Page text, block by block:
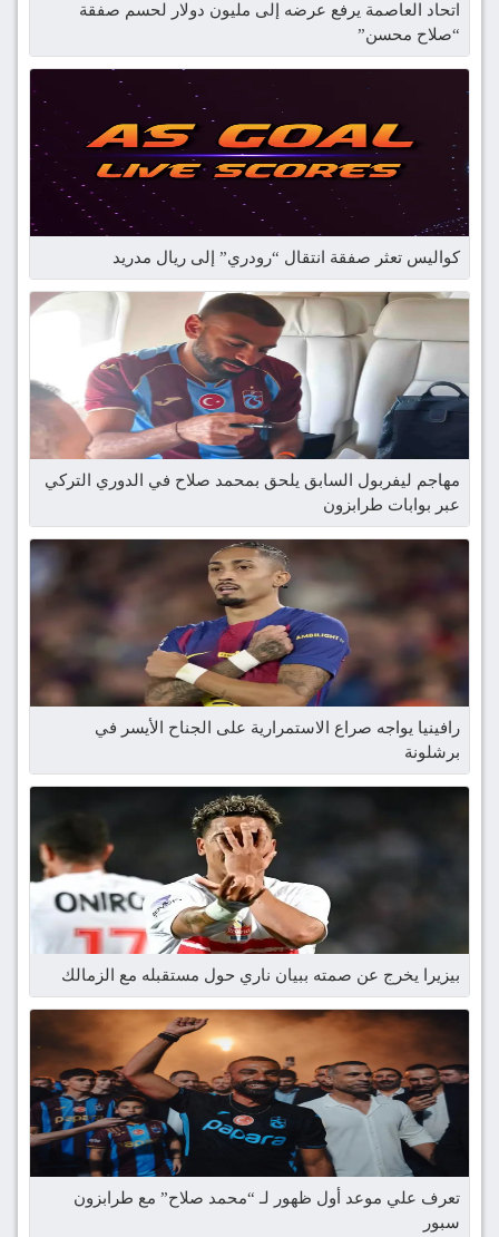
اتحاد العاصمة يرفع عرضه إلى مليون دولار لحسم صفقة
“صلاح محسن”
كواليس تعثر صفقة انتقال “رودري” إلى ريال مدريد
مهاجم ليفربول السابق يلحق بمحمد صلاح في الدوري التركي
عبر بوابات طرابزون
رافينيا يواجه صراع الاستمرارية على الجناح الأيسر في
برشلونة
بيزيرا يخرج عن صمته ببيان ناري حول مستقبله مع الزمالك
تعرف علي موعد أول ظهور لـ “محمد صلاح” مع طرابزون
سبور